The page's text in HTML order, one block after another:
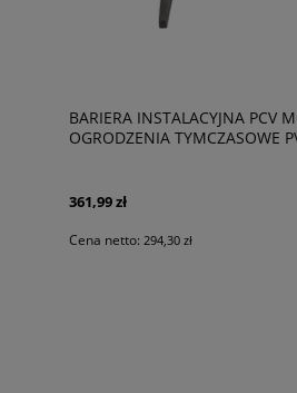
BARIERA INSTALACYJNA PCV
OGRODZENIA TYMCZASOWE
361,99 zł
Cena netto: 294,30 zł